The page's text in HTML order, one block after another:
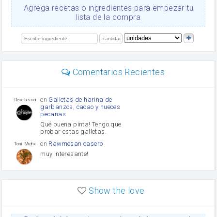
Ajos
orégano
limón
Agrega recetas o ingredientes para empezar tu
lista de la compra
Comentarios Recientes
Recetas con sazon
en Galletas de harina de
garbanzos, cacao y nueces
pecanas
Qué buena pinta! Tengo que
probar estas galletas.
Toni Michel Caubet
en Rawmesan casero
muy interesante!
enLasaña casera fácil y
Show the love